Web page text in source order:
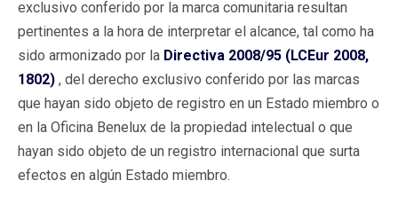
exclusivo conferido por la marca comunitaria resultan
pertinentes a la hora de interpretar el alcance, tal como ha
sido armonizado por la Directiva 2008/95 (LCEur 2008,
1802) , del derecho exclusivo conferido por las marcas
que hayan sido objeto de registro en un Estado miembro o
en la Oficina Benelux de la propiedad intelectual o que
hayan sido objeto de un registro internacional que surta
efectos en algún Estado miembro.